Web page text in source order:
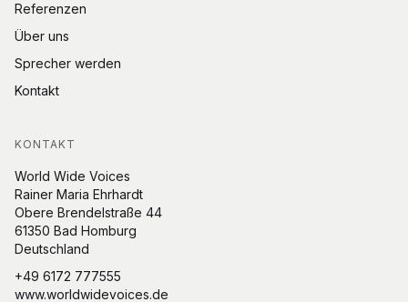
Referenzen
Über uns
Sprecher werden
Kontakt
KONTAKT
World Wide Voices
Rainer Maria Ehrhardt
Obere Brendelstraße 44
61350 Bad Homburg
Deutschland
+49 6172 777555
www.worldwidevoices.de